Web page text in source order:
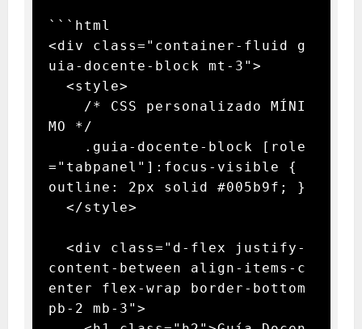
```html
<div class="container-fluid g
uia-docente-block mt-3">
MO */
="tabpanel"]:focus-visible {
outline: 2px solid #005b9f; }
content-between align-items-c
enter flex-wrap border-bottom
pb-2 mb-3">